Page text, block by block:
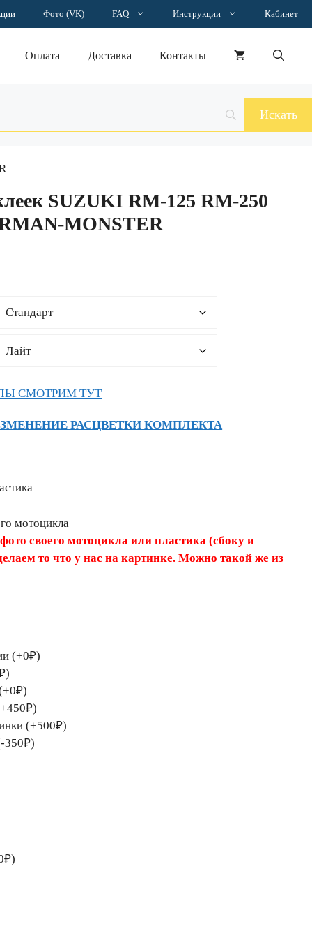
Фото (VK) FAQ Инструкции Кабинет
Оплата Доставка Контакты
SUZUKI RM-125 RM-250
MONSTER
СМОТРИМ ТУТ
РАСЦВЕТКИ КОМПЛЕКТА
мотоцикла
своего мотоцикла или пластика (сбоку и
то что у нас на картинке. Можно такой же из
(+0₽)
(+500₽)
350₽)
13965 ₽